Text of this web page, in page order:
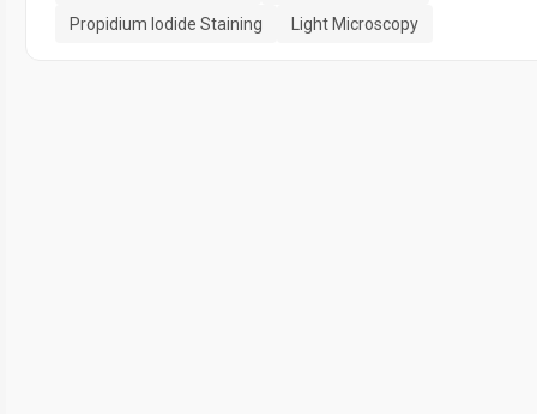
Propidium Iodide Staining
Light Microscopy